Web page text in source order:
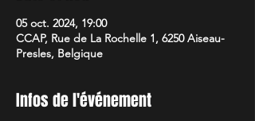
05 oct. 2024, 19:00
CCAP, Rue de La Rochelle 1, 6250 Aiseau-
Presles, Belgique
Infos de l'événement